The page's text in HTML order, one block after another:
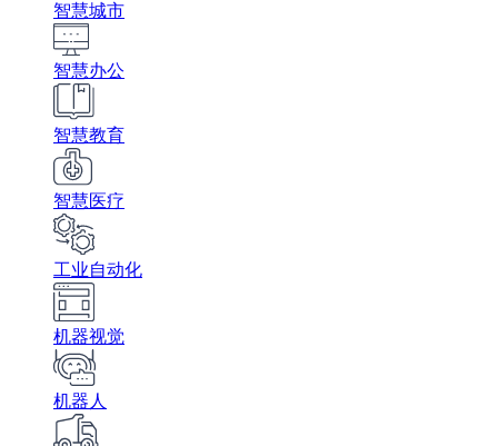
智慧城市
智慧办公
智慧教育
智慧医疗
工业自动化
机器视觉
机器人